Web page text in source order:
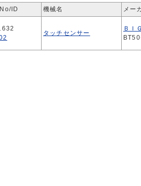
ID 機械名 メー
タッチセンサー
ＢＩ